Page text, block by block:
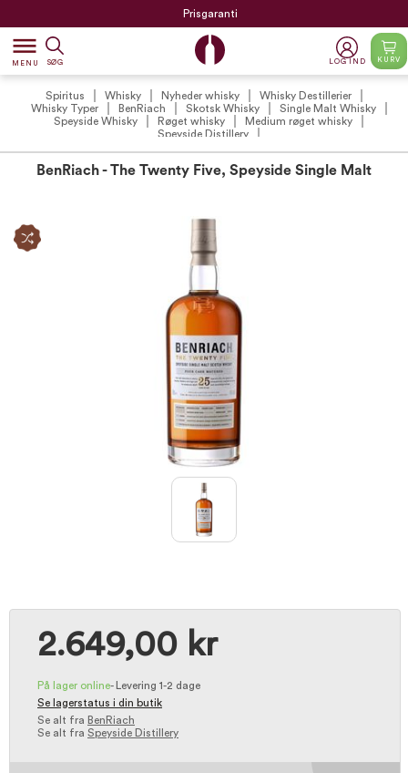
Prisgaranti
dehaze
MENU SØG LOG IND KURV
Spiritus Whisky Nyheder whisky
Whisky Destillerier
Whisky Typer
BenRiach Skotsk Whisky
Single Malt Whisky
Speyside Whisky
Røget whisky
Medium røget whisky
Speyside Distillery
BenRiach - The Twenty Five, Speyside Single Malt
2.649,00 kr
På lager online-
Levering 1-2 dage
Se lagerstatus i din butik
Se alt fra BenRiach
Se alt fra Speyside Distillery